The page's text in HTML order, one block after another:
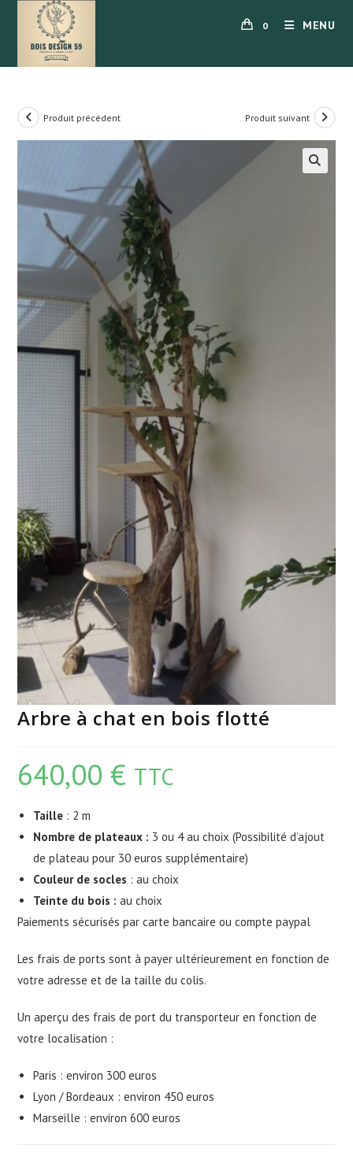
content
0 MENU
Produit précédent Produit suivant
Arbre à chat en bois flotté
640,00€ TTC
Taille : 2 m
Nombre de plateaux : 3 ou 4 au choix (Possibilité d’ajout
de plateau pour 30 euros supplémentaire)
Couleur de socles : au choix
Teinte du bois : au choix
Paiements sécurisés par carte bancaire ou compte paypal
Les frais de ports sont à payer ultérieurement en fonction de
votre adresse et de la taille du colis.
Un aperçu des frais de port du transporteur en fonction de
votre localisation :
Paris : environ 300 euros
Lyon / Bordeaux : environ 450 euros
Marseille : environ 600 euros